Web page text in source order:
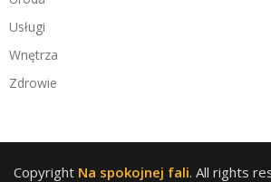
Usługi
Wnętrza
Zdrowie
Copyright Na spokojnej fali. All rights